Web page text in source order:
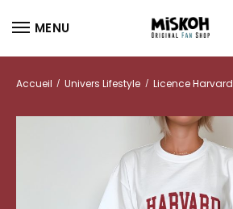
MENU
Accueil / Univers Lifestyle / Licence Harvard